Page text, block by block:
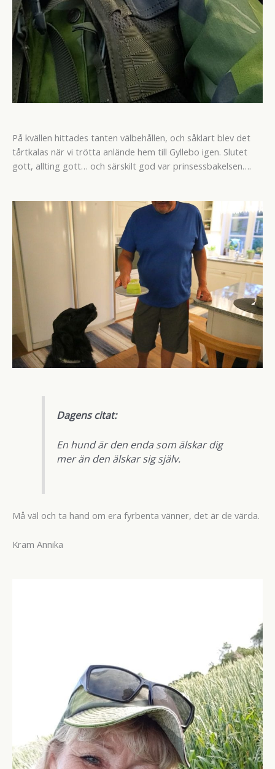
På kvällen hittades tanten välbehållen, och såklart blev det
tårtkalas när vi trötta anlände hem till Gyllebo igen. Slutet
gott, allting gott… och särskilt god var prinsessbakelsen….
Dagens citat:
En hund är den enda som älskar dig
mer än den älskar sig själv.
Må väl och ta hand om era fyrbenta vänner, det är de värda.
Kram Annika